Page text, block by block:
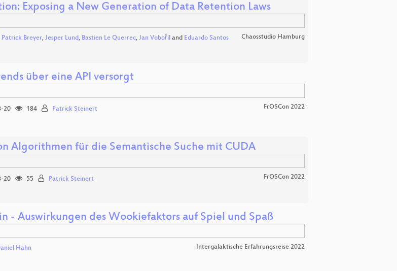
Exposing a New Generation of Data Retention Laws
Patrick Breyer, Jesper Lund, Bastien Le Querrec, Jan Vobořil and Eduardo Santos Chaosstudio Hamburg
über eine API versorgt
20 184 Patrick Steinert FrOSCon 2022
Algorithmen für die Semantische Suche mit CUDA
20 55 Patrick Steinert FrOSCon 2022
- Auswirkungen des Wookiefaktors auf Spiel und Spaß
Hahn Intergalaktische Erfahrungsreise 2022